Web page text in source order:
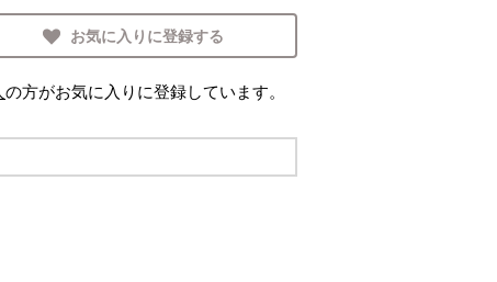
お気に入りに登録する
の方がお気に入りに登録しています。